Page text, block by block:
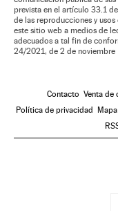
prevista en el artículo 33.1
de las reproducciones y
este sitio web a medios de
adecuados a tal fin de
24/2021, de 2 de noviembre
Contacto Venta de
Política de privacidad
Mapa